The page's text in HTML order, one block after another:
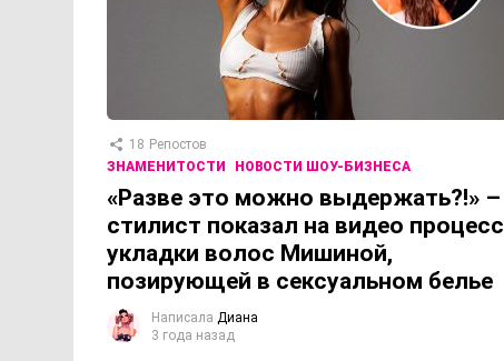
18 Репостов
ЗНАМЕНИТОСТИ
НОВОСТИ ШОУ-БИЗНЕСА
«Разве это можно выдержать?!» –
стилист показал на видео процесс
укладки волос Мишиной,
позирующей в сексуальном белье
Написала Диана
3 года назад